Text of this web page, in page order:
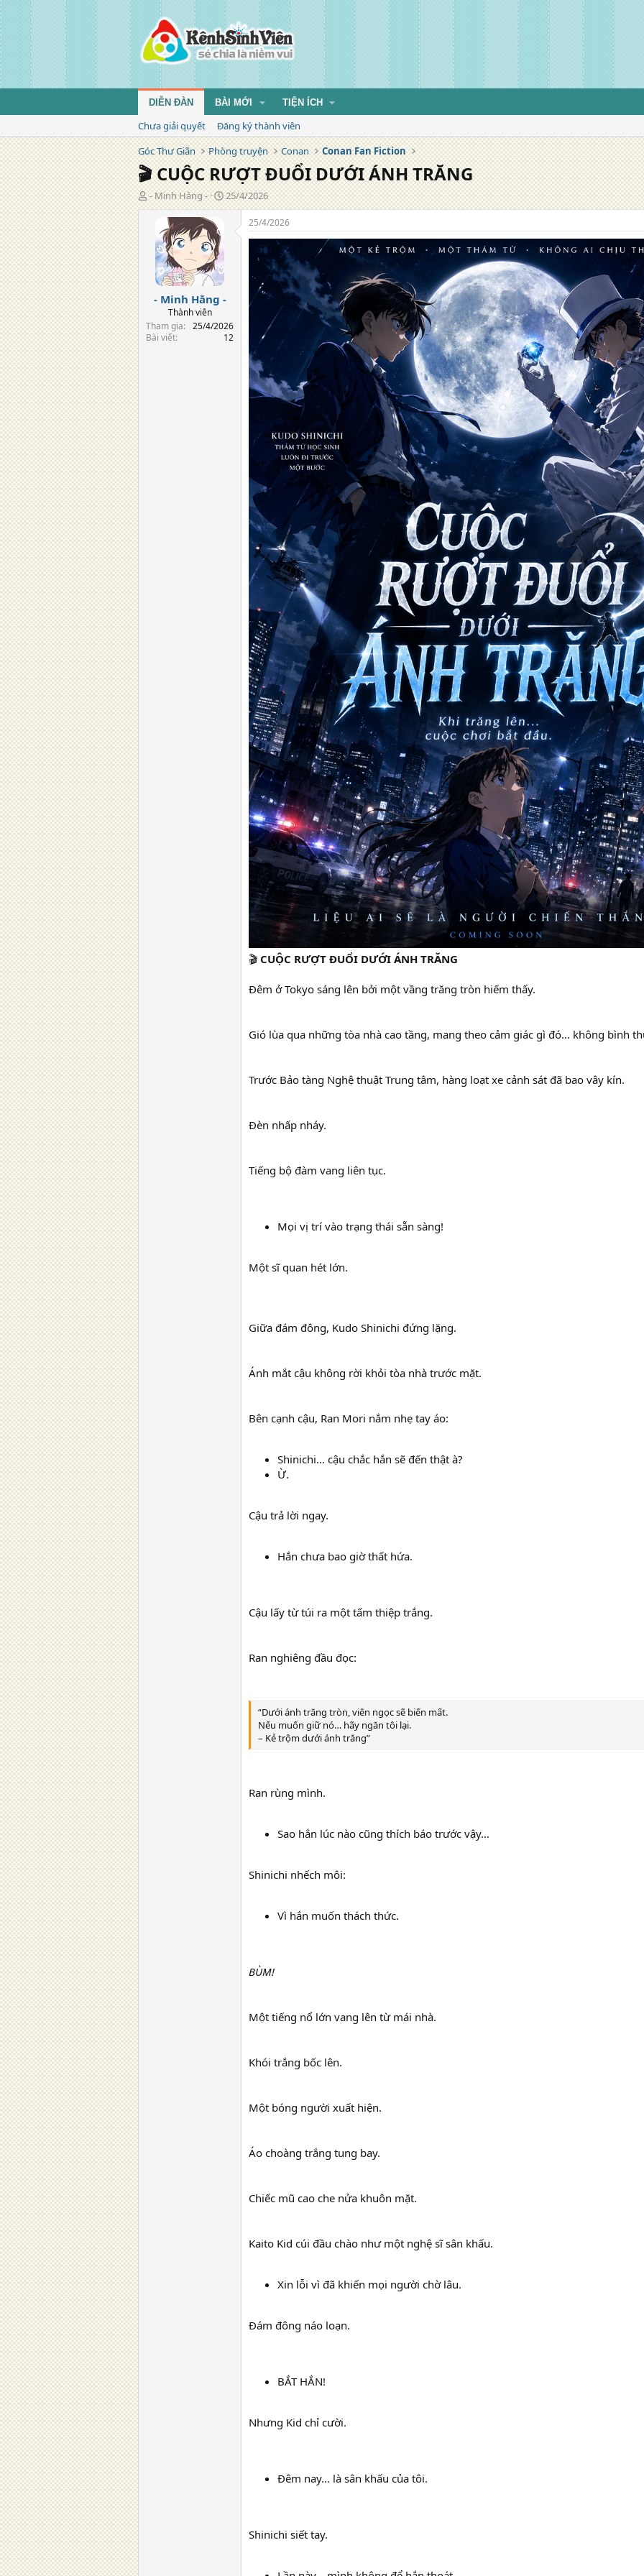
DIỄN ĐÀN BÀI MỚI TIỆN ÍCH
Chưa giải quyết
Đăng ký thành viên
Góc Thư Giãn
Phòng truyện Conan Conan Fan Fiction
🎬 CUỘC RƯỢT ĐUỔI DƯỚI ÁNH TRĂNG
T
á
- Minh Hằng -
N
g
25/4/2026
- Minh Hằng -
Thành viên
Tham gia
25/4/2026
Bài viết
12
25/4/2026
🎬 CUỘC RƯỢT ĐUỔI DƯỚI ÁNH TRĂNG
Đêm ở Tokyo sáng lên bởi một vầng trăng tròn hiếm thấy.
Gió lùa qua những tòa nhà cao tầng, mang theo cảm giác gì đó… không bình
Trước Bảo tàng Nghệ thuật Trung tâm, hàng loạt xe cảnh sát đã bao vây kín.
Đèn nhấp nháy.
Tiếng bộ đàm vang liên tục.
Mọi vị trí vào trạng thái sẵn sàng!
Một sĩ quan hét lớn.
Giữa đám đông, Kudo Shinichi đứng lặng.
Ánh mắt cậu không rời khỏi tòa nhà trước mặt.
Bên cạnh cậu, Ran Mori nắm nhẹ tay áo:
Shinichi… cậu chắc hắn sẽ đến thật à?
Ừ.
Cậu trả lời ngay.
Hắn chưa bao giờ thất hứa.
Cậu lấy từ túi ra một tấm thiệp trắng.
Ran nghiêng đầu đọc:
“Dưới ánh trăng tròn, viên ngọc sẽ biến mất.
Nếu muốn giữ nó… hãy ngăn tôi lại.
– Kẻ trộm dưới ánh trăng”
Ran rùng mình.
Sao hắn lúc nào cũng thích báo trước vậy…
Shinichi nhếch môi:
Vì hắn muốn thách thức.
BÙM!
Một tiếng nổ lớn vang lên từ mái nhà.
Khói trắng bốc lên.
Một bóng người xuất hiện.
Áo choàng trắng tung bay.
Chiếc mũ cao che nửa khuôn mặt.
Kaito Kid cúi đầu chào như một nghệ sĩ sân khấu.
Xin lỗi vì đã khiến mọi người chờ lâu.
Đám đông náo loạn.
BẮT HẮN!
Nhưng Kid chỉ cười.
Đêm nay… là sân khấu của tôi.
Shinichi siết tay.